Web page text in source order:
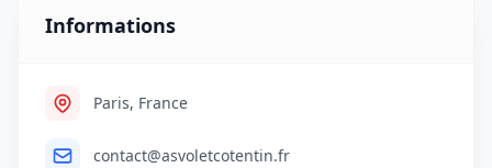
Informations
Paris, France
contact@asvoletcotentin.fr